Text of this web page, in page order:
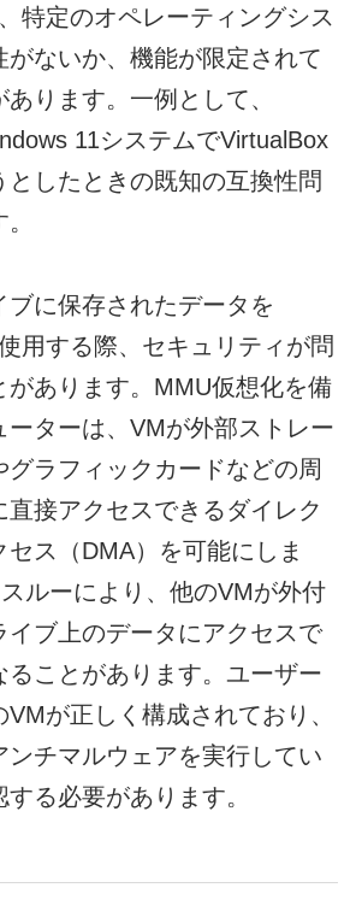
特定のオペレーティングシス
がないか、機能が限定されて
ります。一例として、
11システムでVirtualBox
としたときの既知の互換性問
ブに保存されたデータを
用する際、セキュリティが問
があります。MMU仮想化を備
ーターは、VMが外部ストレー
グラフィックカードなどの周
直接アクセスできるダイレク
セス（DMA）を可能にしま
ルーにより、他のVMが外付
イブ上のデータにアクセスで
ることがあります。ユーザー
が正しく構成されており、
ンチマルウェアを実行してい
る必要があります。